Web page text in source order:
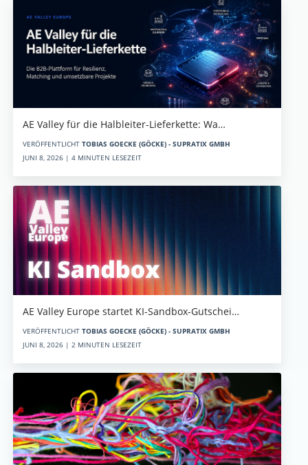
AE Valley für die Halbleiter-Lieferkette: Wa…
VERÖFFENTLICHT TOBIAS GOECKE (GÖCKE) - SUPRATIX GMBH
JUNI 8, 2026 | 4 MINUTEN LESEZEIT
AE Valley Europe startet KI-Sandbox-Gutschei…
VERÖFFENTLICHT TOBIAS GOECKE (GÖCKE) - SUPRATIX GMBH
JUNI 8, 2026 | 2 MINUTEN LESEZEIT